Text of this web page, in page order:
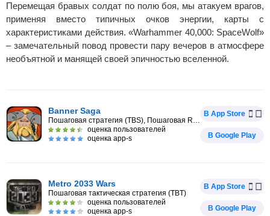
Перемещая бравых солдат по полю боя, мы атакуем врагов,
применяя вместо типичных очков энергии, карты с
характеристиками действия. «Warhammer 40,000: SpaceWolf»
– замечательный повод провести пару вечеров в атмосфере
необъятной и манящей своей эпичностью вселенной.
Banner Saga
Пошаговая стратегия (TBS), Пошаговая RPG
оценка пользователей
оценка app-s
В App Store
В Google Play
Metro 2033 Wars
Пошаговая тактическая стратегия (TBT)
оценка пользователей
оценка app-s
В App Store
В Google Play